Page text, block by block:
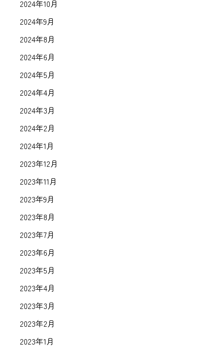
2024年10月
2024年9月
2024年8月
2024年6月
2024年5月
2024年4月
2024年3月
2024年2月
2024年1月
2023年12月
2023年11月
2023年9月
2023年8月
2023年7月
2023年6月
2023年5月
2023年4月
2023年3月
2023年2月
2023年1月